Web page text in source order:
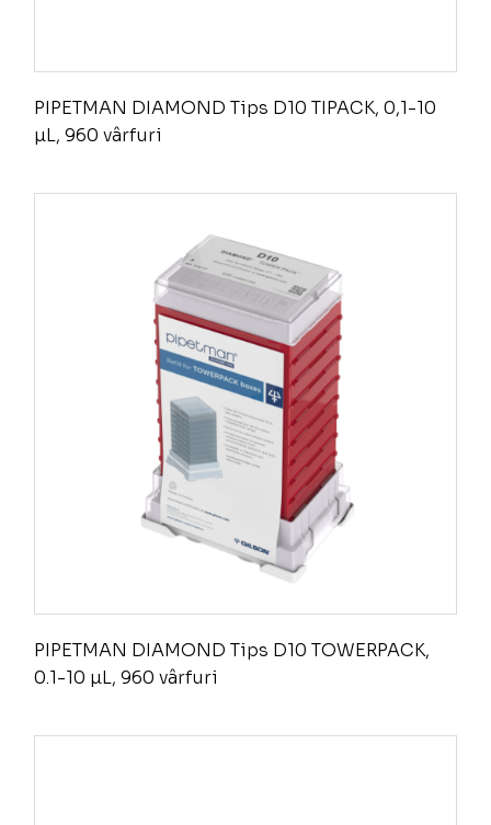
PIPETMAN DIAMOND Tips D10 TIPACK, 0,1-10
µL, 960 vârfuri
PIPETMAN DIAMOND Tips D10 TOWERPACK,
0.1-10 µL, 960 vârfuri